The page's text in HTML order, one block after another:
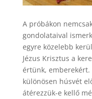
A próbákon
gondolataival
egyre közelebb
Jézus Krisztus a
értünk, emberekért.
különösen húsvét
átérezzük-e kellő